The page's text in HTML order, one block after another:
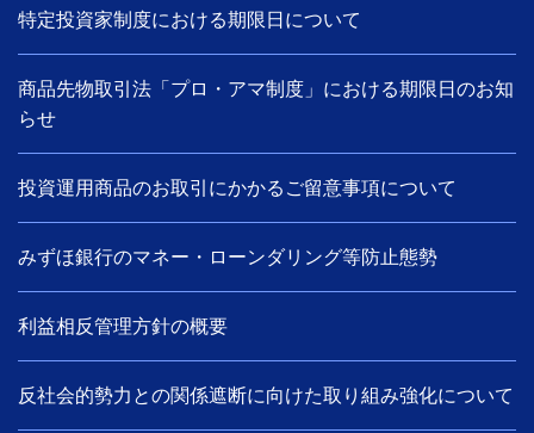
特定投資家制度における期限日について
商品先物取引法「プロ・アマ制度」における期限日のお知
らせ
投資運用商品のお取引にかかるご留意事項について
みずほ銀行のマネー・ローンダリング等防止態勢
利益相反管理方針の概要
反社会的勢力との関係遮断に向けた取り組み強化について